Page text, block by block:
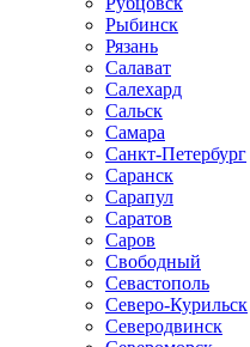
Рыбинск
Рязань
Салават
Салехард
Сальск
Самара
Санкт-Петербург
Саранск
Сарапул
Саратов
Саров
Свободный
Севастополь
Северо-Курильск
Северодвинск